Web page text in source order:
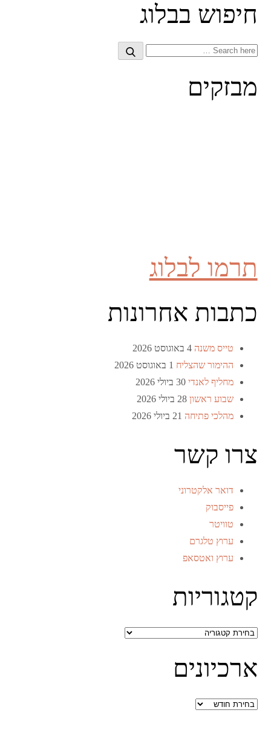
חיפוש בבלוג
Search
Search
מבזקים
תרמו לבלוג
כתבות אחרונות
טייס משנה 4 באוגוסט 2026
ההימור שהצליח 1 באוגוסט 2026
מחליף לאנדי 30 ביולי 2026
שבוע ראשון 28 ביולי 2026
מהלכי פתיחה 21 ביולי 2026
צרו קשר
דואר אלקטרוני
פייסבוק
טוויטר
ערוץ טלגרם
ערוץ ואטסאפ
קטגוריות
קטגוריות
ארכיונים
ארכיונים